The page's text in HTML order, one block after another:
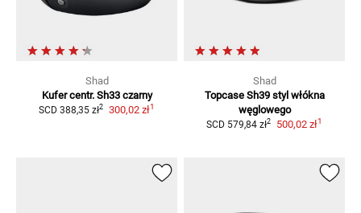
Shad
Kufer centr. Sh33 czarny
SCD 388,35 zł2 300,02 zł1
Shad
Topcase Sh39 styl włókna
węglowego
SCD 579,84 zł2 500,02 zł1